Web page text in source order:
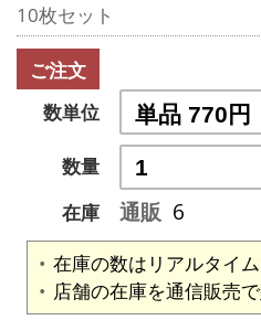
10枚セット
ご注文
数単位
数量
在庫
通販 6
在庫の数はリアルタイム
店舗の在庫を通信販売